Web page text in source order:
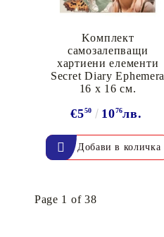
Kомплект
самозалепващи
хартиени елементи
Secret Diary Ephemera
16 х 16 см.
€550 1076лв.
Page 1 of 38